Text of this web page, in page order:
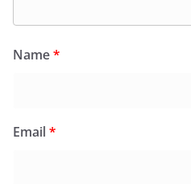
Name*
Email*